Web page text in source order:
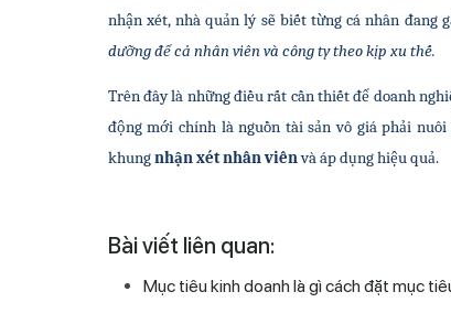
nhận xét, nhà quản lý sẽ biết từng cá nhân đang
dưỡng để cả nhân viên và công ty theo kịp xu thế.
Trên đây là những điều rất cần thiết để doanh
động mới chính là nguồn tài sản vô giá phải
khung nhận xét nhân viên và áp dụng hiệu quả.
Bài viết liên quan:
Mục tiêu kinh doanh là gì cách đặt mục